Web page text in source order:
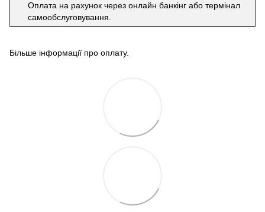
Оплата на рахунок через онлайн банкінг або термінал
самообслуговування.
Більше інформації про оплату.